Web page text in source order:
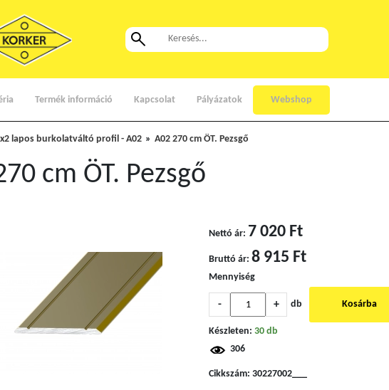
Termék információ Kapcsolat Pályázatok Webshop
lapos burkolatváltó profil - A02 A02 270 cm ÖT. Pezsgő
cm ÖT. Pezsgő
Nettó ár: 7 020 Ft
Bruttó ár: 8 915 Ft
Mennyiség
- + db Kosárba
Készleten: 30 db
306
Cikkszám: 30227002___